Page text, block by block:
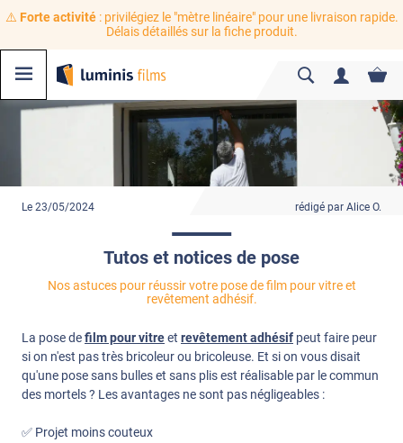
⚠️ Forte activité: privilégiez le "mètre linéaire" pour une livraison rapide.
Délais détaillés sur la fiche produit.
Le 23/05/2024 rédigé par Alice O.
Tutos et notices de pose
Nos astuces pour réussir votre pose de film pour vitre et
revêtement adhésif.
La pose defilm pour vitreet revêtement adhésif peut faire peur
si on n'est pas très bricoleur ou bricoleuse. Et si on vous disait
qu'une pose sans bulles et sans plis est réalisable par le commun
des mortels ? Les avantages ne sont pas négligeables :
✅ Projet moins couteux